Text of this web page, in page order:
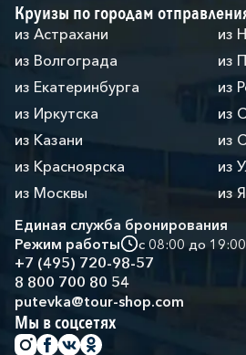
Круизы по городам
из Астрахани
из Волгограда
из Екатеринбурга
из Иркутска
из Казани
из Красноярска
из Москвы
из
из
из
из
из
из
из
Единая служба бронирования
Режим работы
с 08:00 до 19:00
+7 (495) 720-98-57
8 800 700 80 54
putevka@tour-shop.com
Мы в соцсетях